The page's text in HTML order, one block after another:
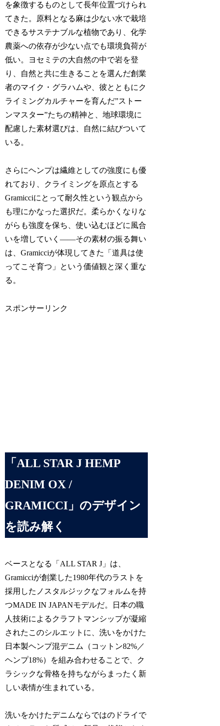
を象徴するものとして長年位置づけられ
てきた。原料となる麻は少ない水で栽培
できるサステナブルな植物であり、化学
農薬への依存が少ない点でも環境負荷が
低い。ヨセミテの大自然の中で岩を登
り、自然と共に生きることを選んだ創業
者のマイク・グラハムや、彼とともにク
ライミングカルチャーを育んだ”ストー
ンマスター”たちの精神と、地球環境に
配慮した素材選びは、自然に結びついて
いる。
さらにヘンプは繊維としての強度にも優
れており、クライミングを原点とする
Gramicciにとって耐久性という観点から
も理にかなった選択だ。柔らかくなりな
がらも強度を保ち、使い込むほどに風合
いを増していく——その素材の振る舞い
は、Gramicciが体現してきた「道具は使
ってこそ育つ」という価値観と深く重な
る。
スポンサーリンク
「ALL STAR J HEMP
DENIM OX /
GRAMICCI」のデザイン
を読み解く
ベースとなる「ALL STAR J」は、
Gramicciが創業した1980年代のラストを
採用したノスタルジックなフォルムを持
つMADE IN JAPANモデルだ。日本の職
人技術によるクラフトマンシップが凝縮
されたこのシルエットに、洗いをかけた
日本製ヘンプ混デニム（コットン82%／
ヘンプ18%）を組み合わせることで、ク
ラシックな骨格を持ちながらまったく新
しい表情が生まれている。
洗いをかけたデニムならではのドライで